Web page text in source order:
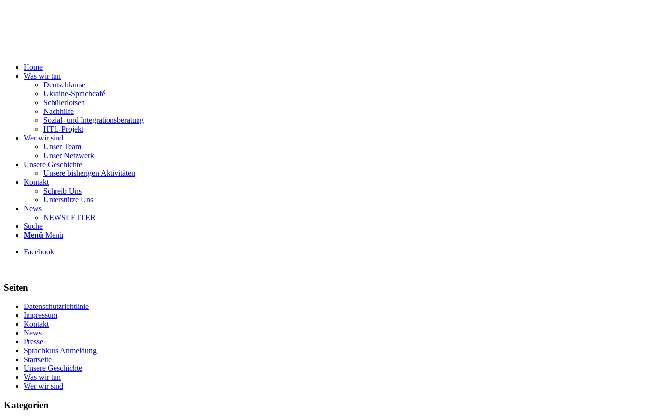
Home
Was wir tun
Deutschkurse
Ukraine-Sprachcafé
Schülerlotsen
Nachhilfe
Sozial- und Integrationsberatung
HTL-Projekt
Wer wir sind
Unser Team
Unser Netzwerk
Unsere Geschichte
Unsere bisherigen Aktivitäten
Kontakt
Schreib Uns
Unterstütze Uns
News
NEWSLETTER
Suche
Menü Menü
Facebook
Seiten
Datenschutzrichtlinie
Impressum
Kontakt
News
Presse
Sprachkurs Anmeldung
Startseite
Unsere Geschichte
Was wir tun
Wer wir sind
Kategorien